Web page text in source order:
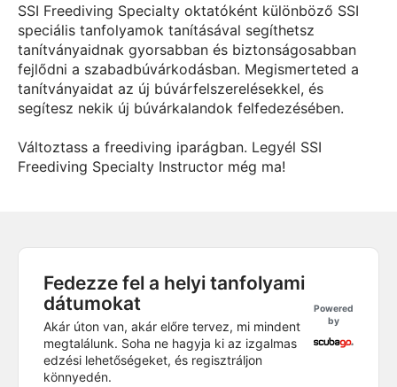
SSI Freediving Specialty oktatóként különböző SSI
speciális tanfolyamok tanításával segíthetsz
tanítványaidnak gyorsabban és biztonságosabban
fejlődni a szabadbúvárkodásban. Megismerteted a
tanítványaidat az új búvárfelszerelésekkel, és
segítesz nekik új búvárkalandok felfedezésében.
Változtass a freediving iparágban. Legyél SSI
Freediving Specialty Instructor még ma!
Fedezze fel a helyi tanfolyami
dátumokat
Akár úton van, akár előre tervez, mi mindent
megtalálunk. Soha ne hagyja ki az izgalmas
edzési lehetőségeket, és regisztráljon
könnyedén.
Powered
by